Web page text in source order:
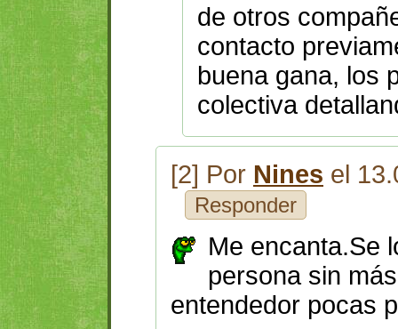
de otros
contacto
buena gana, los
colectiva
[2] Por Nines el
Responder
Me encanta.Se
persona sin
entendedor pocas